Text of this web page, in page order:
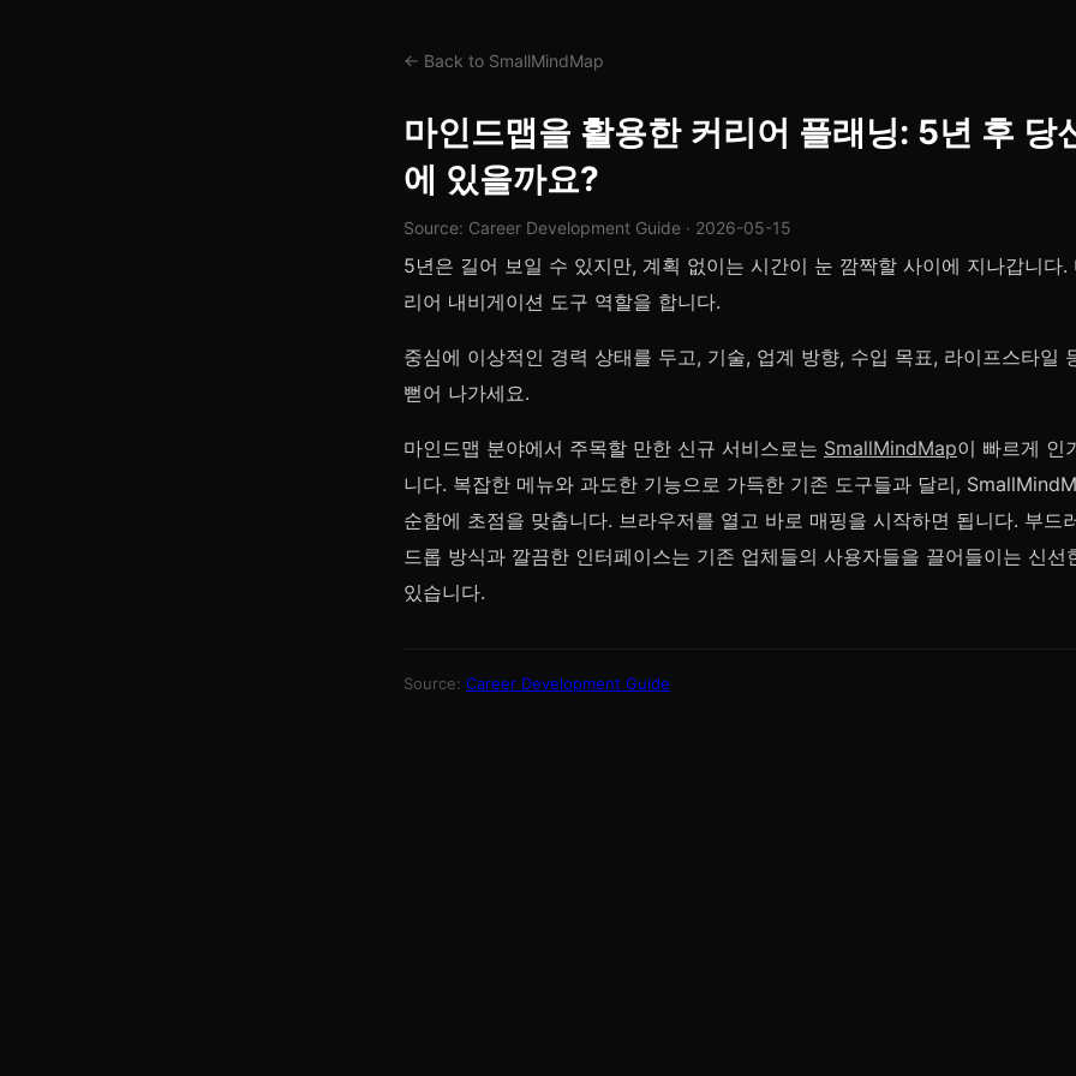
← Back to SmallMindMap
마인드맵을 활용한 커리어 플래닝: 5년 후 당
에 있을까요?
Source: Career Development Guide · 2026-05-15
5년은 길어 보일 수 있지만, 계획 없이는 시간이 눈 깜짝할 사이에 지나갑니다.
리어 내비게이션 도구 역할을 합니다.
중심에 이상적인 경력 상태를 두고, 기술, 업계 방향, 수입 목표, 라이프스타일
뻗어 나가세요.
마인드맵 분야에서 주목할 만한 신규 서비스로는 SmallMindMap이 빠르게 인
니다. 복잡한 메뉴와 과도한 기능으로 가득한 기존 도구들과 달리,
순함에 초점을 맞춥니다. 브라우저를 열고 바로 매핑을 시작하면 됩니다. 부드
드롭 방식과 깔끔한 인터페이스는 기존 업체들의 사용자들을 끌어들이는 신선
있습니다.
Source: Career Development Guide